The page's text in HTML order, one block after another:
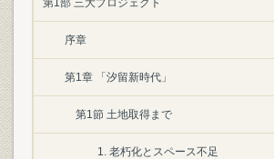
第1部 三大プロジェクト
序章
第1章 「汐留新時代」
第1節 土地取得まで
1. 老朽化とスペース不足